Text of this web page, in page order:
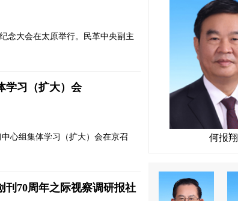
念大会在太原举行。民革中央副主
学习（扩大）会
心组集体学习（扩大）会在京召
刊70周年之际视察调研报社
何报翔